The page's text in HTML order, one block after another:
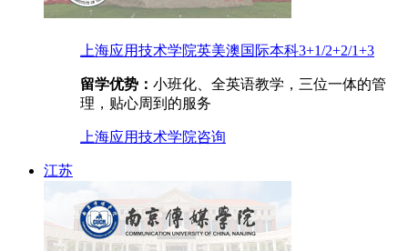
上海应用技术学院英美澳国际本科3+1/2+2/1+3
留学优势： 小班化、全英语教学，三位一体的管
理，贴心周到的服务
上海应用技术学院咨询
江苏